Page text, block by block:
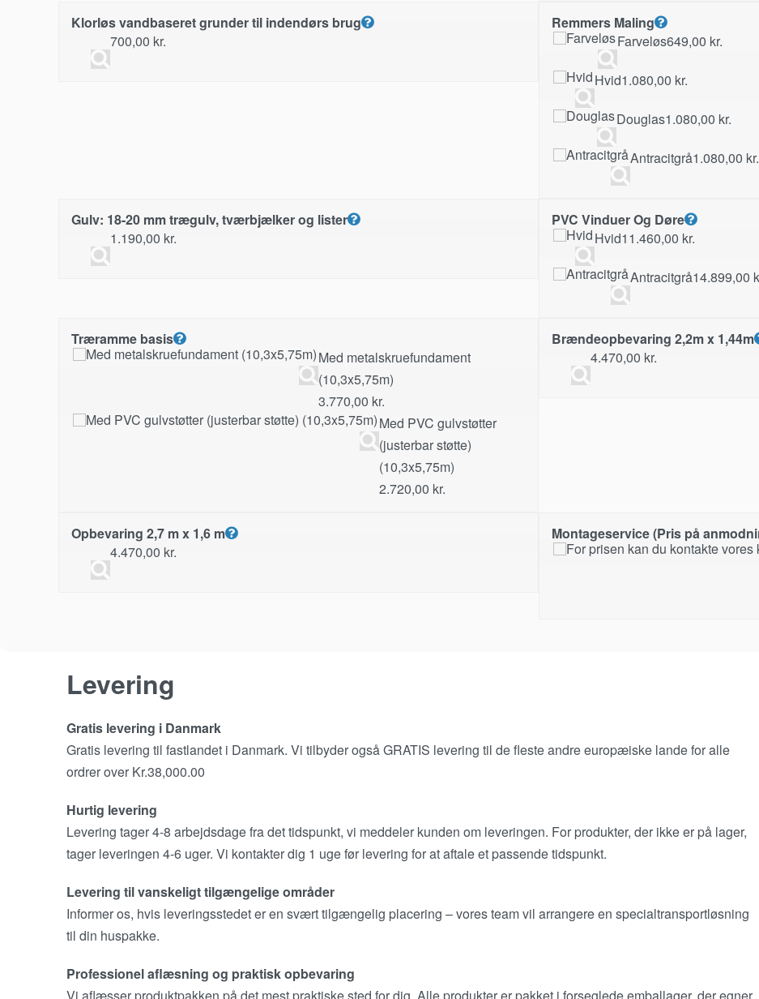
Klorløs vandbaseret grunder til indendørs brug
700,00 kr.
Remmers Maling
Farveløs649,00 kr.
Hvid1.080,00 kr.
Douglas1.080,00 kr.
Antracitgrå1.080,00 kr.
Gulv: 18-20 mm trægulv, tværbjælker og lister
1.190,00 kr.
PVC Vinduer Og Døre
Hvid11.460,00 kr.
Antracitgrå14.899,00
Træramme basis
Med metalskruefundament
(10,3x5,75m)
3.770,00 kr.
Med PVC gulvstøtter
(justerbar støtte)
(10,3x5,75m)
2.720,00 kr.
Brændeopbevaring 2,2m x 1,44m
4.470,00 kr.
Opbevaring 2,7 m x 1,6 m
4.470,00 kr.
Montageservice (Pris på
Levering
Gratis levering i Danmark
Gratis levering til fastlandet i Danmark. Vi tilbyder også GRATIS levering til de fleste andre europæiske lande for alle
ordrer over Kr.38,000.00
Hurtig levering
Levering tager 4-8 arbejdsdage fra det tidspunkt, vi meddeler kunden om leveringen. For produkter, der ikke er på lager,
tager leveringen 4-6 uger. Vi kontakter dig 1 uge før levering for at aftale et passende tidspunkt.
Levering til vanskeligt tilgængelige områder
Informer os, hvis leveringsstedet er en svært tilgængelig placering – vores team vil arrangere en specialtransportløsning
til din huspakke.
Professionel aflæsning og praktisk opbevaring